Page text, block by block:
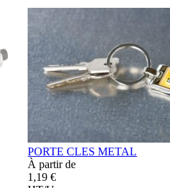
PORTE CLES METAL
À partir de
1,19 €